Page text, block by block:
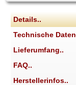
Details..
Technische
Lieferumfang..
FAQ..
Herstellerinfos..